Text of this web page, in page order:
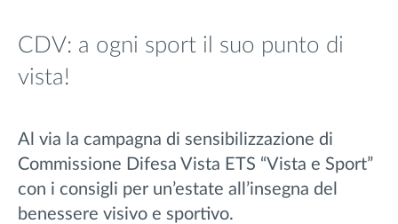
CDV: a ogni sport il suo punto di
vista!
Al via la campagna di sensibilizzazione di
Commissione Difesa Vista ETS “Vista e Sport”
con i consigli per un’estate all’insegna del
benessere visivo e sportivo.